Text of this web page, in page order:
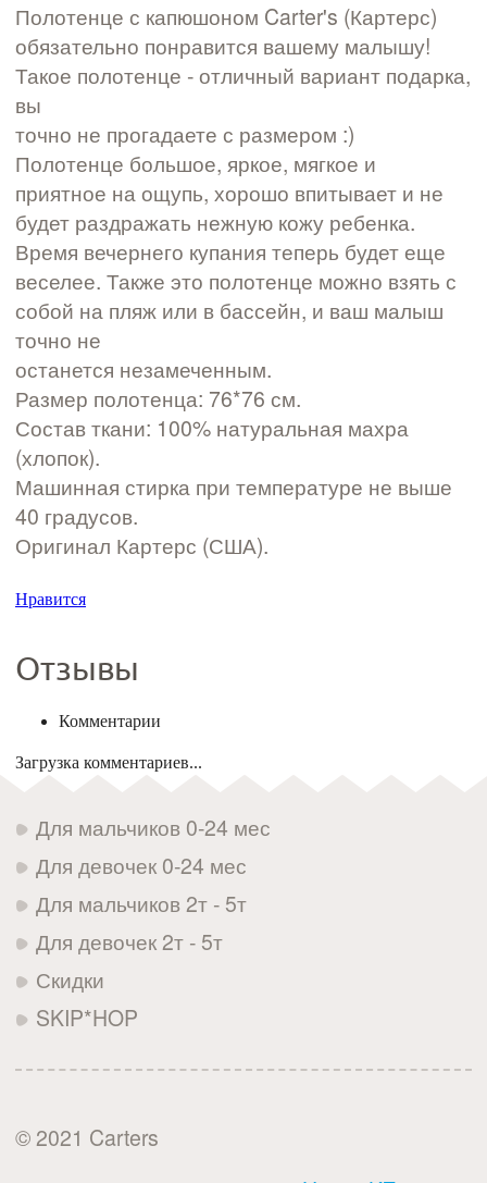
Полотенце с капюшоном Carter's (Картерс)
обязательно понравится вашему малышу!
Такое полотенце - отличный вариант подарка,
вы
точно не прогадаете с размером :)
Полотенце большое, яркое, мягкое и
приятное на ощупь, хорошо впитывает и не
будет раздражать нежную кожу ребенка.
Время вечернего купания теперь будет еще
веселее. Также это полотенце можно взять с
собой на пляж или в бассейн, и ваш малыш
точно не
останется незамеченным.
Размер полотенца: 76*76 см.
Состав ткани: 100% натуральная махра
(хлопок).
Машинная стирка при температуре не выше
40 градусов.
Оригинал Картерс (США).
Нравится
Отзывы
Комментарии
Загрузка комментариев...
Для мальчиков 0-24 мес
Для девочек 0-24 мес
Для мальчиков 2т - 5т
Для девочек 2т - 5т
Скидки
SKIP*HOP
© 2021 Carters